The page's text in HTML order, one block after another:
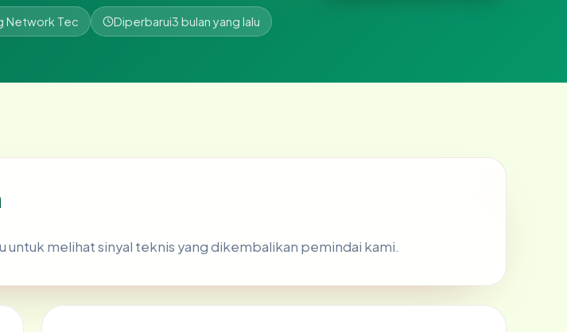
Network Tec Diperbarui3 bulan yang lalu
untuk melihat sinyal teknis yang dikembalikan pemindai kami.